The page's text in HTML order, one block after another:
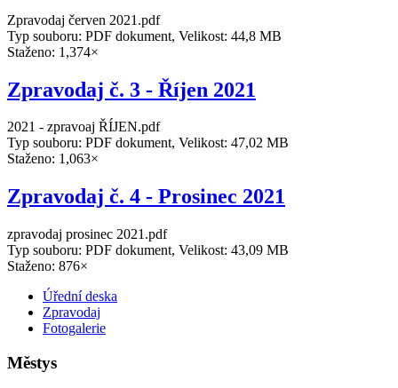
Zpravodaj červen 2021.pdf
Typ souboru: PDF dokument, Velikost: 44,8 MB
Staženo: 1,374×
Zpravodaj č. 3 - Říjen 2021
2021 - zpravoaj ŘÍJEN.pdf
Typ souboru: PDF dokument, Velikost: 47,02 MB
Staženo: 1,063×
Zpravodaj č. 4 - Prosinec 2021
zpravodaj prosinec 2021.pdf
Typ souboru: PDF dokument, Velikost: 43,09 MB
Staženo: 876×
Úřední deska
Zpravodaj
Fotogalerie
Městys